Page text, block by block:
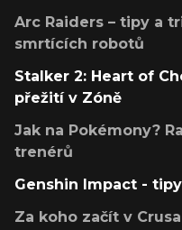
Arc Raiders – tipy a
smrtících robotů
Stalker 2: Heart of
přežití v Zóně
Jak na Pokémony?
trenérů
Genshin Impact -
Za koho začít v